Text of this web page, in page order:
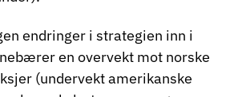
endringer i strategien inn i
en overvekt mot norske
(undervekt amerikanske